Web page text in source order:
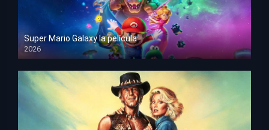
Super Mario Galaxy la película
2026
HD 1080p